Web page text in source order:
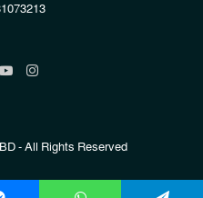
Instagram
- All Rights Reserved